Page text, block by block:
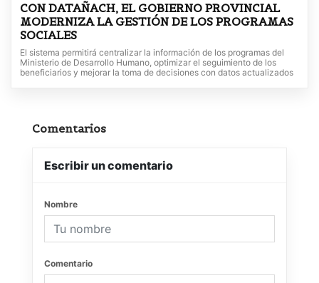
CON DATAÑACH, EL GOBIERNO PROVINCIAL
MODERNIZA LA GESTIÓN DE LOS PROGRAMAS
SOCIALES
El sistema permitirá centralizar la información de los programas del
Ministerio de Desarrollo Humano, optimizar el seguimiento de los
beneficiarios y mejorar la toma de decisiones con datos actualizados
Comentarios
Escribir un comentario
Nombre
Comentario